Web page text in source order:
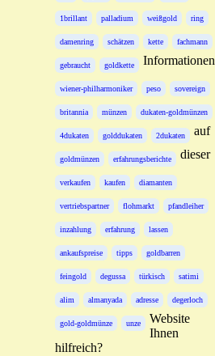
1brillant palladium weißgold ring
damenring schätzen kette fachmann
gebraucht goldkette
wiener-philharmoniker peso sovereign
britannia münzen dukaten-goldmünzen
4dukaten golddukaten 2dukaten
goldmünzen erfahrungsberichte
verkaufen kaufen diamanten
vertriebspartner flohmarkt pfandleiher
inzahlung erfahrung lassen
ankaufspreise tipps goldbarren
feingold degussa türkisch satimi
alim almanyada adresse degerloch
gold-goldmünze unze
Informationen
auf
dieser
Website
Ihnen
hilfreich?